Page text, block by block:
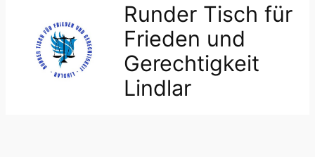
Runder Tisch für
Frieden und
Gerechtigkeit
Lindlar